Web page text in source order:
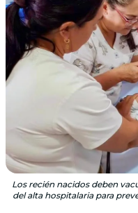
Los recién nacidos deben
del alta hospitalaria para